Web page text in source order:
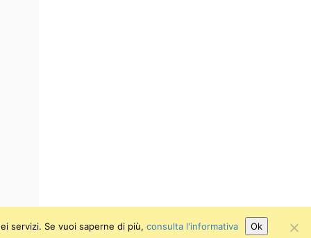
servizi. Se vuoi saperne di più, consulta l'informativa Ok